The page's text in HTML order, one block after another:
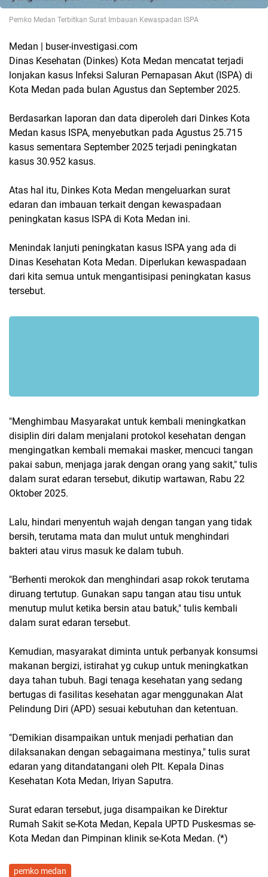
Pemko Medan Terbitkan Surat Imbauan Kewaspadan ISPA
Medan | buser-investigasi.com
Dinas Kesehatan (Dinkes) Kota Medan mencatat terjadi
lonjakan kasus Infeksi Saluran Pernapasan Akut (ISPA) di
Kota Medan pada bulan Agustus dan September 2025.
Berdasarkan laporan dan data diperoleh dari Dinkes Kota
Medan kasus ISPA, menyebutkan pada Agustus 25.715
kasus sementara September 2025 terjadi peningkatan
kasus 30.952 kasus.
Atas hal itu, Dinkes Kota Medan mengeluarkan surat
edaran dan imbauan terkait dengan kewaspadaan
peningkatan kasus ISPA di Kota Medan ini.
Menindak lanjuti peningkatan kasus ISPA yang ada di
Dinas Kesehatan Kota Medan. Diperlukan kewaspadaan
dari kita semua untuk mengantisipasi peningkatan kasus
tersebut.
"Menghimbau Masyarakat untuk kembali meningkatkan
disiplin diri dalam menjalani protokol kesehatan dengan
mengingatkan kembali memakai masker, mencuci tangan
pakai sabun, menjaga jarak dengan orang yang sakit," tulis
dalam surat edaran tersebut, dikutip wartawan, Rabu 22
Oktober 2025.
Lalu, hindari menyentuh wajah dengan tangan yang tidak
bersih, terutama mata dan mulut untuk menghindari
bakteri atau virus masuk ke dalam tubuh.
"Berhenti merokok dan menghindari asap rokok terutama
diruang tertutup. Gunakan sapu tangan atau tisu untuk
menutup mulut ketika bersin atau batuk," tulis kembali
dalam surat edaran tersebut.
Kemudian, masyarakat diminta untuk perbanyak konsumsi
makanan bergizi, istirahat yg cukup untuk meningkatkan
daya tahan tubuh. Bagi tenaga kesehatan yang sedang
bertugas di fasilitas kesehatan agar menggunakan Alat
Pelindung Diri (APD) sesuai kebutuhan dan ketentuan.
"Demikian disampaikan untuk menjadi perhatian dan
dilaksanakan dengan sebagaimana mestinya," tulis surat
edaran yang ditandatangani oleh Plt. Kepala Dinas
Kesehatan Kota Medan, Iriyan Saputra.
Surat edaran tersebut, juga disampaikan ke Direktur
Rumah Sakit se-Kota Medan, Kepala UPTD Puskesmas se-
Kota Medan dan Pimpinan klinik se-Kota Medan. (*)
pemko medan